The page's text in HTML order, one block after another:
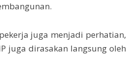
juga menjadi perhatian,
juga dirasakan langsung oleh